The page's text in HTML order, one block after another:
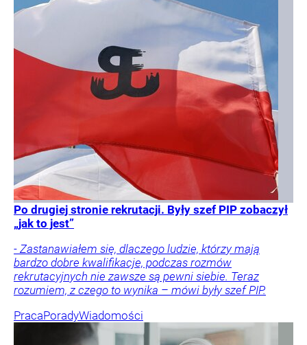
Po drugiej stronie rekrutacji. Były szef PIP zobaczył
„jak to jest”
- Zastanawiałem się, dlaczego ludzie, którzy mają
bardzo dobre kwalifikacje, podczas rozmów
rekrutacyjnych nie zawsze są pewni siebie. Teraz
rozumiem, z czego to wynika – mówi były szef PIP.
PracaPoradyWiadomości